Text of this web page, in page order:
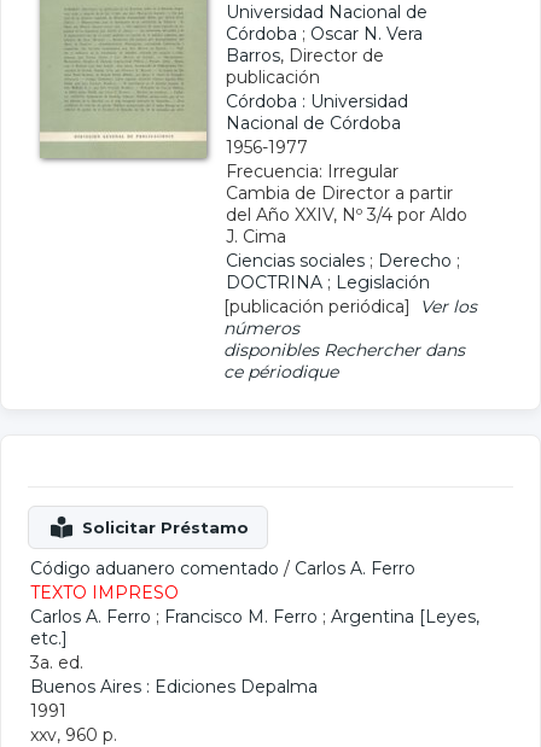
Universidad Nacional de
Córdoba ; Oscar N. Vera
Barros, Director de
publicación
Córdoba : Universidad
Nacional de Córdoba
1956-1977
Frecuencia: Irregular
Cambia de Director a partir
del Año XXIV, Nº 3/4 por Aldo
J. Cima
Ciencias sociales ; Derecho ;
DOCTRINA ; Legislación
[publicación periódica]
Ver los
números
disponibles Rechercher dans
ce périodique
Código aduanero comentado / Carlos A. Ferro
TEXTO IMPRESO
Carlos A. Ferro ; Francisco M. Ferro ; Argentina [Leyes,
etc.]
3a. ed.
Buenos Aires : Ediciones Depalma
1991
xxv, 960 p.